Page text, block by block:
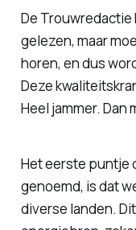
De Trouwredactie
gelezen, maar
horen, en dus
Deze
Heel jammer. Dan
Het eerste puntje
genoemd, is dat
diverse landen.